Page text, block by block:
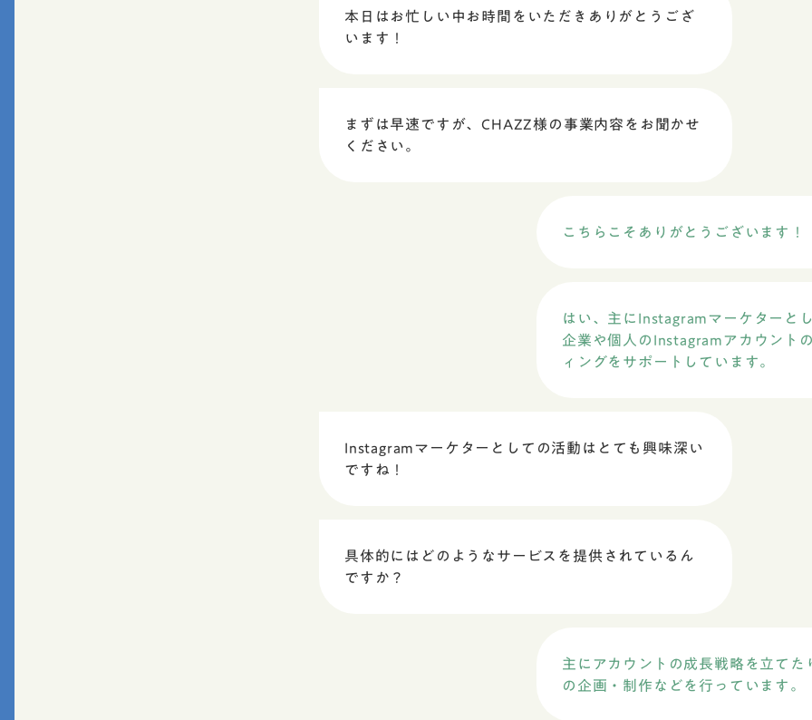
本日はお忙しい中お時間をいただきありがとうござ
います！
まずは早速ですが、CHAZZ様の事業内容をお聞かせ
ください。
こちらこそありがとうございます！
はい、主にInstagramマーケターとし
企業や個人のInstagramアカウント
ィングをサポートしています。
Instagramマーケターとしての活動はとても興味深い
ですね！
具体的にはどのようなサービスを提供されているん
ですか？
主にアカウントの成長戦略を立てた
の企画・制作などを行っています。